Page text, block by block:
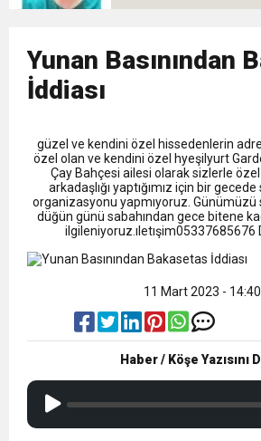
Açıkladı
0:11 Trabzonspor, Mohammed Salah’ı
Yunan Basınından
İddiası
güzel ve kendini özel hissedenlerin
özel olan ve kendini özel hyeşilyurt
Çay Bahçesi ailesi olarak sizlerle
arkadaşlığı yaptığımız için bir
organizasyonu yapmıyoruz. Günümüzü
düğün günü sabahından gece bitene
ilgileniyoruz.ıletışim05337685676
11 Mart 2023 - 14:40
Haber / Köşe Yazısını